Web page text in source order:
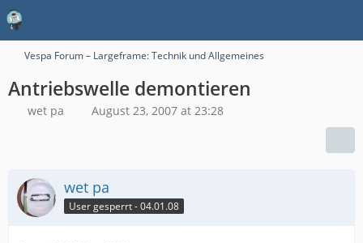
Vespa Forum – Largeframe: Technik und Allgemeines
Antriebswelle demontieren
wet pa August 23, 2007 at 23:28
wet pa
User gesperrt - 04.01.08